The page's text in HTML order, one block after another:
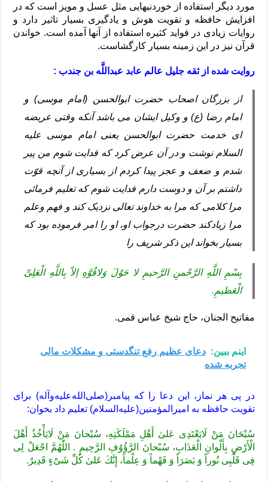
مورد دیگر استفاده از خوردنیهایی مثل عسل و مویز است که در
افزایش حافظه و تقویت هوش و یادگیری بسیار تاثیر دارد و
روایات زیادی در فواید کثیره استفاده از آنها آمده است. خواندن
قرآن نیز در این زمینه بسیار کارگشاست.
روایت شده از ثقه جلیل عالم عابد عبداللَّه بن جندب :
از بزرگان اصحاب حضرت ابوالحسن (امام موسى) و
امام رضا (ع) و وکیل ایشان مى باشد آنکه وقتى عریضه
اى خدمت حضرت ابوالحسن یعنى امام موسى علیه
السلام نوشت و در آن عرض کرد که فدایت شوم من پیر
شدم و ضعف و عجز پیدا کردم از بسیارى از آنچه قوّت
داشتم بر آن و دوست دارم فدایت شوم که تعلیم فرمائى
مرا کلامى که مرا به خداوند تعالى نزدیک کند و فهم وعلم
مرا زیادکند حضرت درجواب او، او را امر فرموده بود که
بسیار بخواند این ذکر شریف را
بِسْمِ اللَّهِ الرَّحْمنِ الرَّحیمِ لا حَوْلَ وَلاقُوَّهِ اِلاّ بِاللَّهِ الْعَلِىِّ
الْعَظیمِ.
مفاتیح الجنان، حاج شیخ عباس قمی.
اینم ببین: دعای عظیم رفع تنگدستی و مشکلات مالی
تجربه شده
در پی هر نماز، این دعا را که پیامبر(صلی‌الله‌علیه‌وآله) برای
تقویت حافظه به امیرالمؤمنین(علیه‌السلام) تعلیم داد بخوان:
سُبْحَانَ مَنْ لَايَعْتَدِى عَلىٰ أَهْلِ مَمْلَكَتِهِ، سُبْحانَ مَنْ لَايَأْخُذُ أَهْلَ
الْأَرْضِ بِأَلْوانِ الْعَذَابِ، سُبْحانَ الرَّؤُوُفِ الرَّحِيمِ . اللّٰهُمَّ اجْعَلْ لِى
فِى قَلْبِى نُوراً وَ بَصَرَاً وَ فَهْماً وَ عِلْماً، إِنَّكَ عَلىٰ كُلِّ شَىْءٍ قَدِيرٌ.